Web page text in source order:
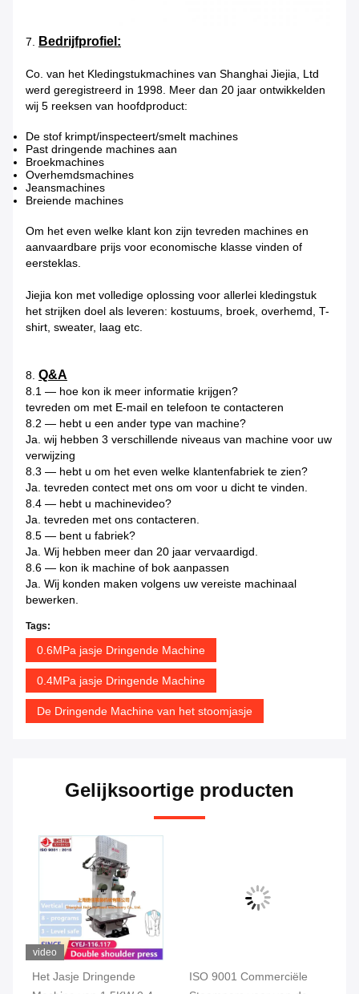
7. Bedrijfprofiel:
Co. van het Kledingstukmachines van Shanghai Jiejia, Ltd
werd geregistreerd in 1998. Meer dan 20 jaar ontwikkelden
wij 5 reeksen van hoofdproduct:
De stof krimpt/inspecteert/smelt machines
Past dringende machines aan
Broekmachines
Overhemdsmachines
Jeansmachines
Breiende machines
Om het even welke klant kon zijn tevreden machines en
aanvaardbare prijs voor economische klasse vinden of
eersteklas.
Jiejia kon met volledige oplossing voor allerlei kledingstuk
het strijken doel als leveren: kostuums, broek, overhemd, T-
shirt, sweater, laag etc.
8. Q&A
8.1 — hoe kon ik meer informatie krijgen?
tevreden om met E-mail en telefoon te contacteren
8.2 — hebt u een ander type van machine?
Ja. wij hebben 3 verschillende niveaus van machine voor uw
verwijzing
8.3 — hebt u om het even welke klantenfabriek te zien?
Ja. tevreden contect met ons om voor u dicht te vinden.
8.4 — hebt u machinevideo?
Ja. tevreden met ons contacteren.
8.5 — bent u fabriek?
Ja. Wij hebben meer dan 20 jaar vervaardigd.
8.6 — kon ik machine of bok aanpassen
Ja. Wij konden maken volgens uw vereiste machinaal
bewerken.
Tags:
0.6MPa jasje Dringende Machine
0.4MPa jasje Dringende Machine
De Dringende Machine van het stoomjasje
Gelijksoortige producten
video
Het Jasje Dringende
ISO 9001 Commerciële